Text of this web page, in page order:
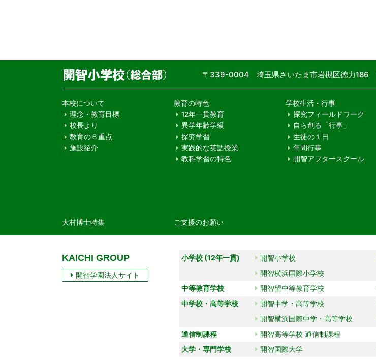
〒339-0004 埼玉県さいたま市岩槻区徳力186
本校について
理念・教育目標
校長より
教育の６重点
施設紹介
教育の特色
12年一貫教育
異学年齢学級
探究学習
実践的な英語授業
教科学習の特色
学校生活・行事
探究フィールドワーク
自ら創る「行事」
生徒の１日
年間行事
開智アフタースクール
大村博士特集 ご支援のお願い
KAICHI GROUP
開智学園法人サイト
小学校 (12年一貫) 開智小学校
開智横浜国際小学校
中等教育学校
開智望中等教育学校
中学校・高等学校
開智中学・高等学校
開智横浜国際中学・高等学校
通信制課程
開智高等学校 通信制課程
大学・専門学校
開智国際大学